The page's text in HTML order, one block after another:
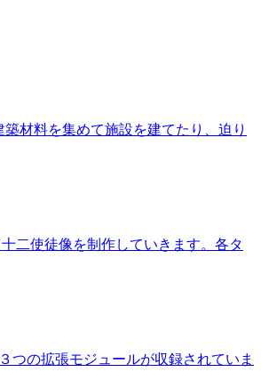
材料を集めて施設を建てたり、迫り
二使徒像を制作していきます。各タ
つの拡張モジュールが収録されていま